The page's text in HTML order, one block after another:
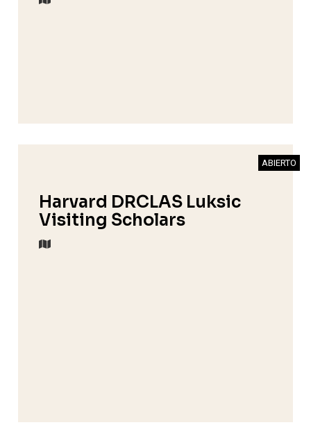
ABIERTO
Harvard DRCLAS Luksic
Visiting Scholars